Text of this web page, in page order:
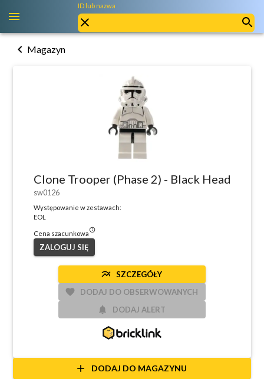
ID lub nazwa
chevron_left Magazyn
Clone Trooper (Phase 2) - Black Head
sw0126
Występowanie w zestawach:
EOL
Cena szacunkowainfo_outlined
ZALOGUJ SIĘ
multiline_chart SZCZEGÓŁY
favorite DODAJ DO OBSERWOWANYCH
notifications DODAJ ALERT
add DODAJ DO MAGAZYNU